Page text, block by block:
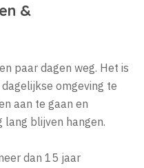
&
paar dagen weg. Het is
omgeving te
aan te gaan en
lang blijven hangen.
dan 15 jaar